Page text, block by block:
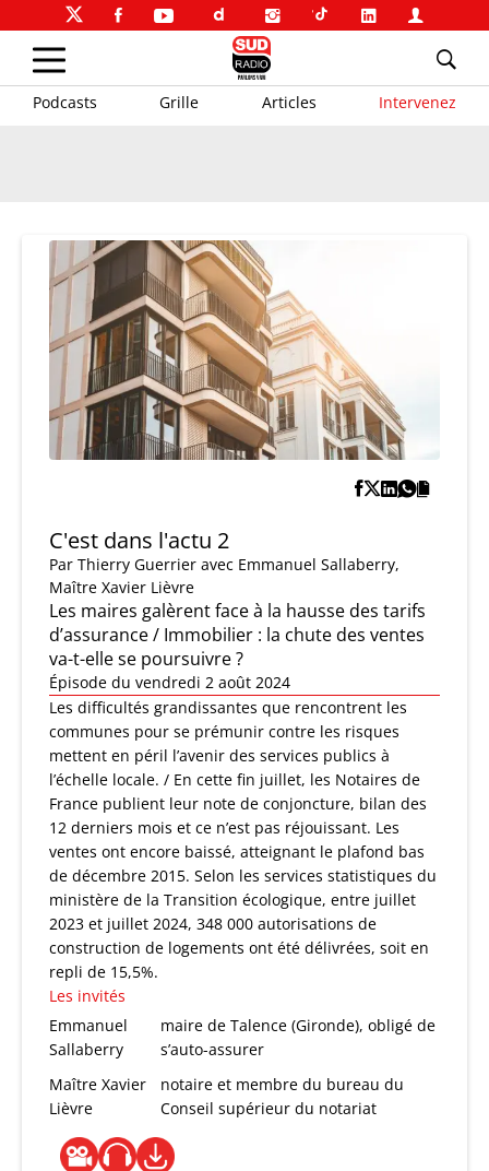
Podcasts Grille Articles Intervenez
C'est dans l'actu 2
Par Thierry Guerrier avec Emmanuel Sallaberry,
Maître Xavier Lièvre
Les maires galèrent face à la hausse des tarifs
d’assurance / Immobilier : la chute des ventes
va-t-elle se poursuivre ?
Épisode du vendredi 2 août 2024
Les difficultés grandissantes que rencontrent les
communes pour se prémunir contre les risques
mettent en péril l’avenir des services publics à
l’échelle locale. / En cette fin juillet, les Notaires de
France publient leur note de conjoncture, bilan des
12 derniers mois et ce n’est pas réjouissant. Les
ventes ont encore baissé, atteignant le plafond bas
de décembre 2015. Selon les services statistiques du
ministère de la Transition écologique, entre juillet
2023 et juillet 2024, 348 000 autorisations de
construction de logements ont été délivrées, soit en
repli de 15,5%.
Les invités
Emmanuel
Sallaberry
maire de Talence (Gironde), obligé de
s’auto-assurer
Maître Xavier
Lièvre
notaire et membre du bureau du
Conseil supérieur du notariat